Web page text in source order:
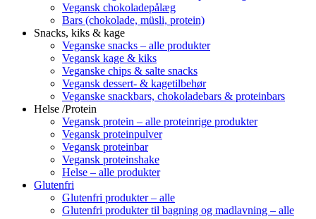
Vegansk chokoladepålæg
Bars (chokolade, müsli, protein)
Snacks, kiks & kage
Veganske snacks – alle produkter
Vegansk kage & kiks
Veganske chips & salte snacks
Vegansk dessert- & kagetilbehør
Veganske snackbars, chokoladebars & proteinbars
Helse /Protein
Vegansk protein – alle proteinrige produkter
Vegansk proteinpulver
Vegansk proteinbar
Vegansk proteinshake
Helse – alle produkter
Glutenfri
Glutenfri produkter – alle
Glutenfri produkter til bagning og madlavning – alle